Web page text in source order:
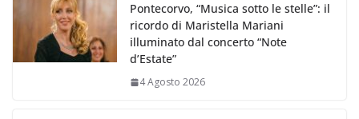
Pontecorvo, “Musica sotto le stelle”: il
ricordo di Maristella Mariani
illuminato dal concerto “Note
d’Estate”
4 Agosto 2026